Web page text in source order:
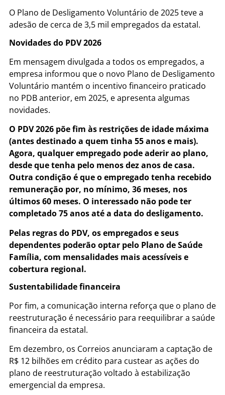
O Plano de Desligamento Voluntário de 2025 teve a
adesão de cerca de 3,5 mil empregados da estatal.
Novidades do PDV 2026
Em mensagem divulgada a todos os empregados, a
empresa informou que o novo Plano de Desligamento
Voluntário mantém o incentivo financeiro praticado
no PDB anterior, em 2025, e apresenta algumas
novidades.
O PDV 2026 põe fim às restrições de idade máxima
(antes destinado a quem tinha 55 anos e mais).
Agora, qualquer empregado pode aderir ao plano,
desde que tenha pelo menos dez anos de casa.
Outra condição é que o empregado tenha recebido
remuneração por, no mínimo, 36 meses, nos
últimos 60 meses. O interessado não pode ter
completado 75 anos até a data do desligamento.
Pelas regras do PDV, os empregados e seus
dependentes poderão optar pelo Plano de Saúde
Família, com mensalidades mais acessíveis e
cobertura regional.
Sustentabilidade financeira
Por fim, a comunicação interna reforça que o plano de
reestruturação é necessário para reequilibrar a saúde
financeira da estatal.
Em dezembro, os Correios anunciaram a captação de
R$ 12 bilhões em crédito para custear as ações do
plano de reestruturação voltado à estabilização
emergencial da empresa.